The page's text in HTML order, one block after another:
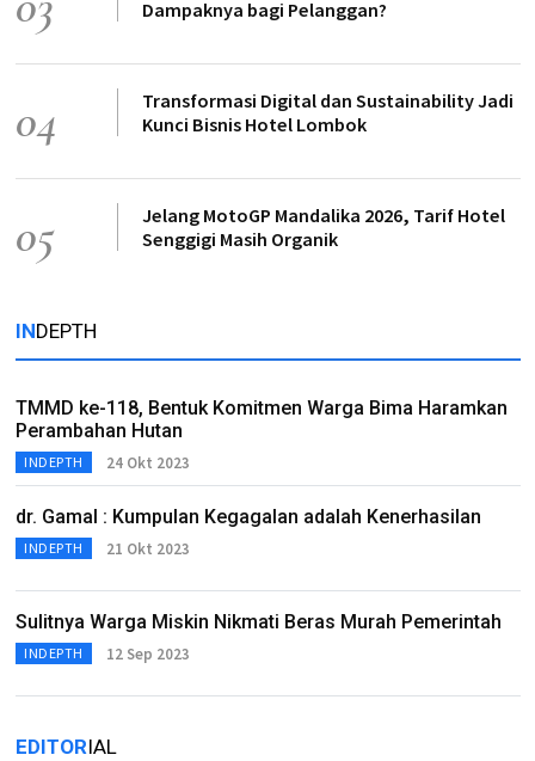
Dampaknya bagi Pelanggan?
04
Transformasi Digital dan Sustainability Jadi
Kunci Bisnis Hotel Lombok
05
Jelang MotoGP Mandalika 2026, Tarif Hotel
Senggigi Masih Organik
INDEPTH
TMMD ke-118, Bentuk Komitmen Warga Bima Haramkan
Perambahan Hutan
INDEPTH 24 Okt 2023
dr. Gamal : Kumpulan Kegagalan adalah Kenerhasilan
INDEPTH 21 Okt 2023
Sulitnya Warga Miskin Nikmati Beras Murah Pemerintah
INDEPTH 12 Sep 2023
EDITORIAL